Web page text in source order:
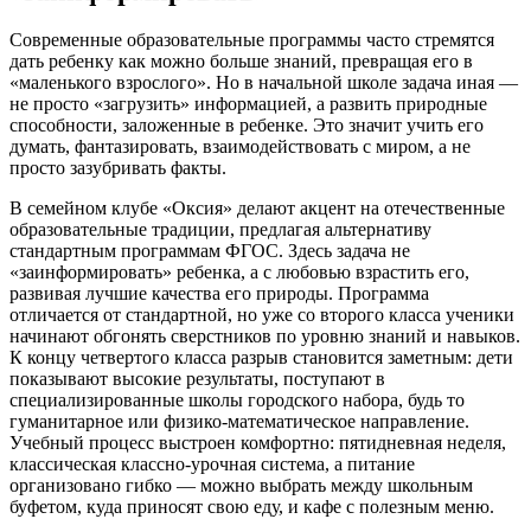
Современные образовательные программы часто стремятся
дать ребенку как можно больше знаний, превращая его в
«маленького взрослого». Но в начальной школе задача иная —
не просто «загрузить» информацией, а развить природные
способности, заложенные в ребенке. Это значит учить его
думать, фантазировать, взаимодействовать с миром, а не
просто зазубривать факты.
В семейном клубе «Оксия» делают акцент на отечественные
образовательные традиции, предлагая альтернативу
стандартным программам ФГОС. Здесь задача не
«заинформировать» ребенка, а с любовью взрастить его,
развивая лучшие качества его природы. Программа
отличается от стандартной, но уже со второго класса ученики
начинают обгонять сверстников по уровню знаний и навыков.
К концу четвертого класса разрыв становится заметным: дети
показывают высокие результаты, поступают в
специализированные школы городского набора, будь то
гуманитарное или физико-математическое направление.
Учебный процесс выстроен комфортно: пятидневная неделя,
классическая классно-урочная система, а питание
организовано гибко — можно выбрать между школьным
буфетом, куда приносят свою еду, и кафе с полезным меню.